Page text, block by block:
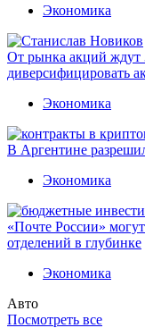
Экономика
От рынка акций ждут
диверсифицировать
Экономика
В Аргентине
Экономика
«Почте России»
отделений в глубинке
Экономика
Авто
Посмотреть все